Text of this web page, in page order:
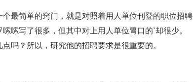
最简单的窍门，就是对照着用人单位刊登的职位招聘
嗦写了很多，但其中对上用人单位胃口的`却很少。
吗？所以，研究他的招聘要求是很重要的。